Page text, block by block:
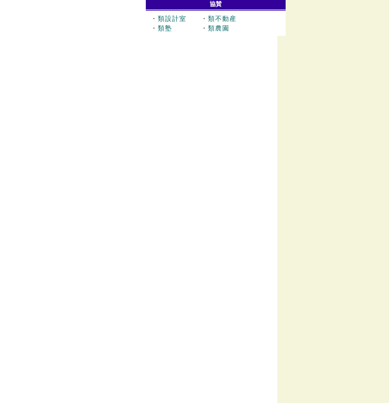
協賛
・ 類設計室 ・ 類不動産
・ 類塾 ・ 類農園